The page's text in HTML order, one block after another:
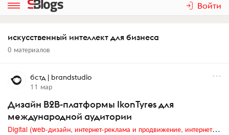
Войти
искусственный интеллект для бизнеса
0 материалов
бстд | brandstudio
11 мар
Дизайн B2B-платформы IkonTyres для
международной аудитории
Digital (web-дизайн, интернет-реклама и продвижение, интернет-сообщества и блоги, интернет-коммуникации, мобильный маркетинг, реклама на цифровых экранах)